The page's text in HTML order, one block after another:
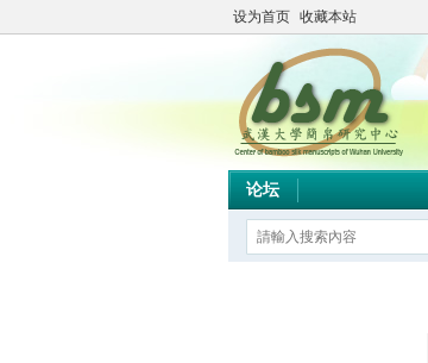
设为首页 收藏本站
论坛